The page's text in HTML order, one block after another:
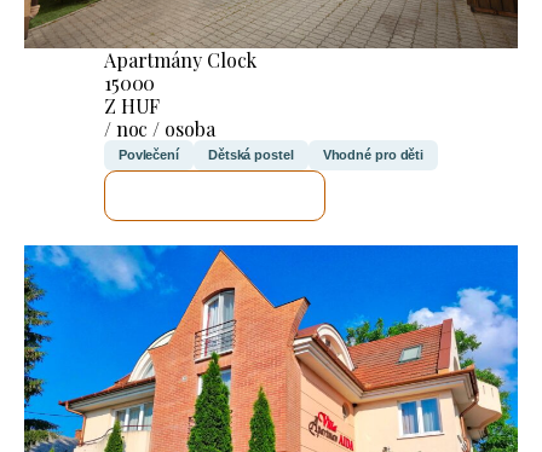
Apartmány Clock
15000
Z HUF
/ noc / osoba
Povlečení Dětská postel Vhodné pro děti